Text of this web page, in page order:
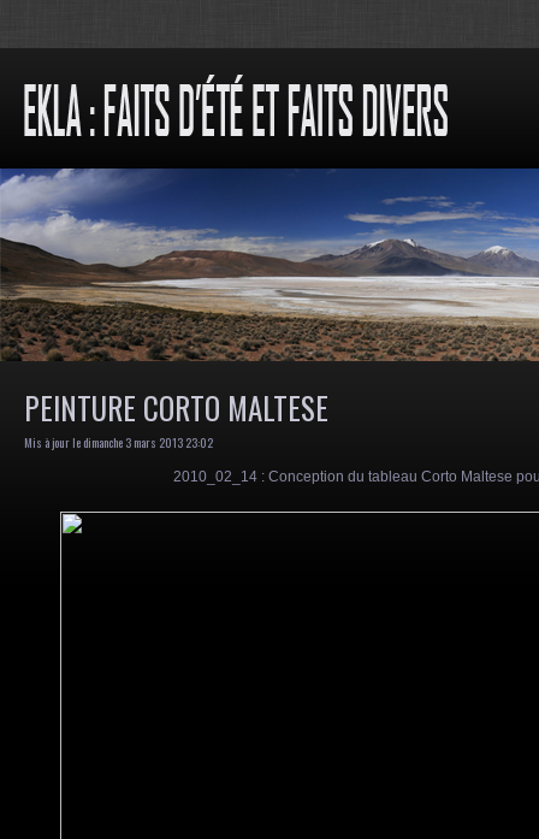
PEINTURE CORTO MALTESE
Mis à jour le dimanche 3 mars 2013 23:02
2010_02_14: Conception du tableau Corto Maltese